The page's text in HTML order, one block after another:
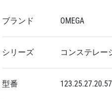
ブランド OMEGA
シリーズ コンステレー
型番